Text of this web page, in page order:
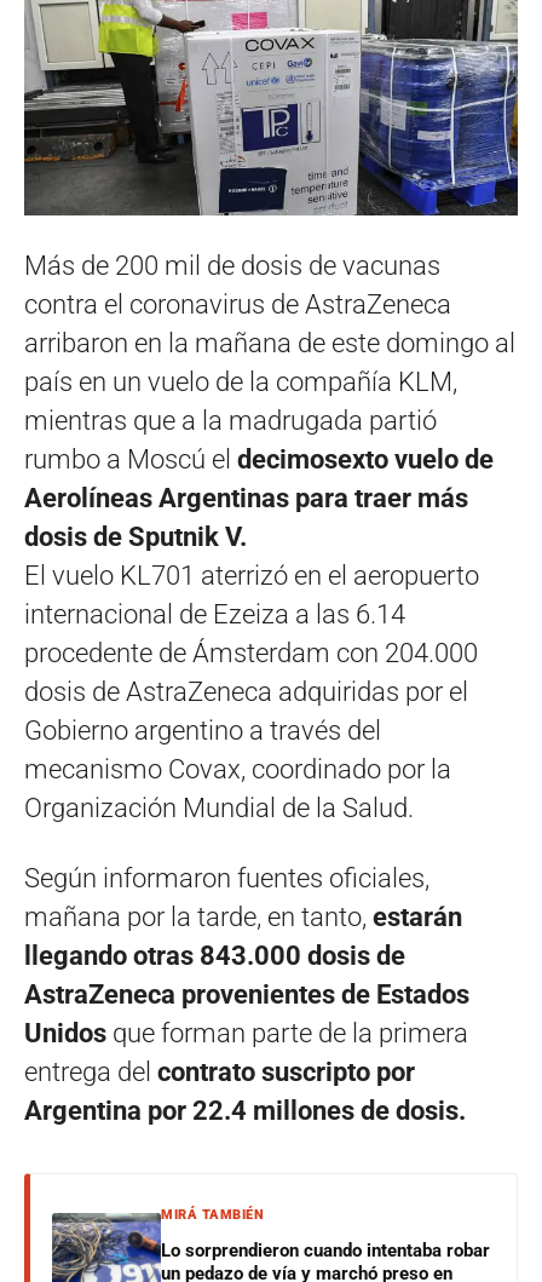
Más de 200 mil de dosis de vacunas
contra el coronavirus de AstraZeneca
arribaron en la mañana de este domingo al
país en un vuelo de la compañía KLM,
mientras que a la madrugada partió
rumbo a Moscú el decimosexto vuelo de
Aerolíneas Argentinas para traer más
dosis de Sputnik V.
El vuelo KL701 aterrizó en el aeropuerto
internacional de Ezeiza a las 6.14
procedente de Ámsterdam con 204.000
dosis de AstraZeneca adquiridas por el
Gobierno argentino a través del
mecanismo Covax, coordinado por la
Organización Mundial de la Salud.
Según informaron fuentes oficiales,
mañana por la tarde, en tanto, estarán
llegando otras 843.000 dosis de
AstraZeneca provenientes de Estados
Unidos que forman parte de la primera
entrega del contrato suscripto por
Argentina por 22.4 millones de dosis.
MIRÁ TAMBIÉN
Lo sorprendieron cuando intentaba robar
un pedazo de vía y marchó preso en